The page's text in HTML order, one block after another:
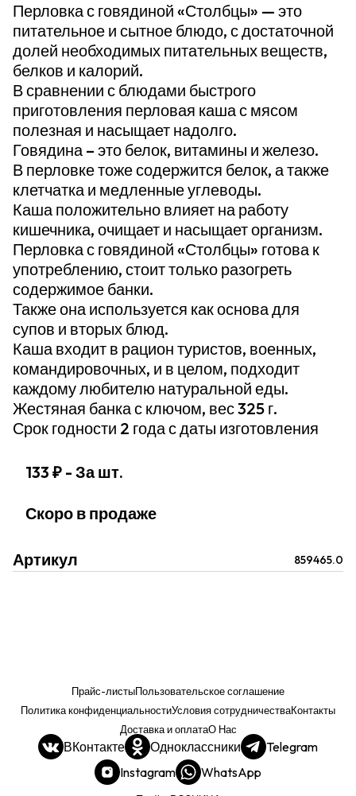
Перловка с говядиной «Столбцы» — это
питательное и сытное блюдо, с достаточной
долей необходимых питательных веществ,
белков и калорий.
В сравнении с блюдами быстрого
приготовления перловая каша с мясом
полезная и насыщает надолго.
Говядина – это белок, витамины и железо.
В перловке тоже содержится белок, а также
клетчатка и медленные углеводы.
Каша положительно влияет на работу
кишечника, очищает и насыщает организм.
Перловка с говядиной «Столбцы» готова к
употреблению, стоит только разогреть
содержимое банки.
Также она используется как основа для
супов и вторых блюд.
Каша входит в рацион туристов, военных,
командировочных, и в целом, подходит
каждому любителю натуральной еды.
Жестяная банка с ключом, вес 325 г.
Срок годности 2 года с даты изготовления
133 ₽ - За шт.
Скоро в продаже
Артикул 859465.0
Прайс-листыПользовательское соглашение
Политика конфиденциальностиУсловия сотрудничестваКонтакты
Доставка и оплатаО Нас
ВКонтакте Одноклассники
Telegram
Instagram
WhatsApp